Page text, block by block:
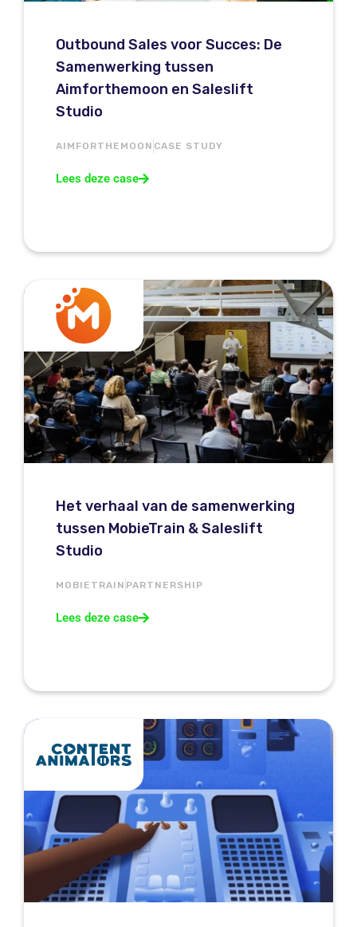
Outbound Sales voor Succes: De
Samenwerking tussen
Aimforthemoon en Saleslift
Studio
AIMFORTHEMOON CASE STUDY
Lees deze case
Het verhaal van de samenwerking
tussen MobieTrain & Saleslift
Studio
MOBIETRAIN PARTNERSHIP
Lees deze case